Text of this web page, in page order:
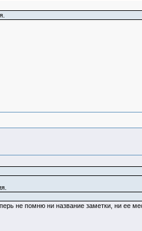
не помню ни название заметки, ни ее